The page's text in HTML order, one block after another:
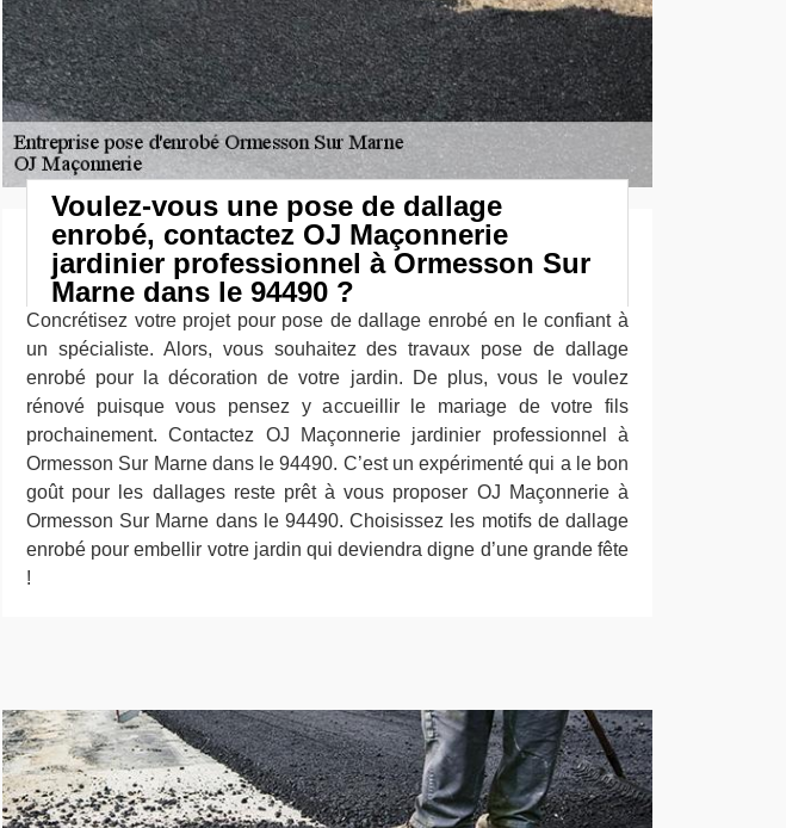
Voulez-vous une pose de dallage
enrobé, contactez OJ Maçonnerie
jardinier professionnel à Ormesson Sur
Marne dans le 94490 ?
Concrétisez votre projet pour pose de dallage enrobé en le confiant à
un spécialiste. Alors, vous souhaitez des travaux pose de dallage
enrobé pour la décoration de votre jardin. De plus, vous le voulez
rénové puisque vous pensez y accueillir le mariage de votre fils
prochainement. Contactez OJ Maçonnerie jardinier professionnel à
Ormesson Sur Marne dans le 94490. C’est un expérimenté qui a le bon
goût pour les dallages reste prêt à vous proposer OJ Maçonnerie à
Ormesson Sur Marne dans le 94490. Choisissez les motifs de dallage
enrobé pour embellir votre jardin qui deviendra digne d’une grande fête
!